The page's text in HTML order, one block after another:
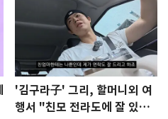
'김구라子' 그리, 할머니외 여
행서 "친모 전라도에 잘 있